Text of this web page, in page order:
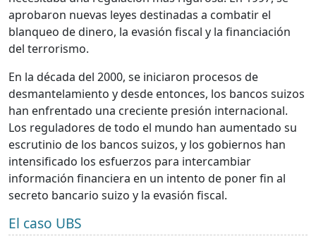
aprobaron nuevas leyes destinadas a combatir el
blanqueo de dinero, la evasión fiscal y la financiación
del terrorismo.
En la década del 2000, se iniciaron procesos de
desmantelamiento y desde entonces, los bancos suizos
han enfrentado una creciente presión internacional.
Los reguladores de todo el mundo han aumentado su
escrutinio de los bancos suizos, y los gobiernos han
intensificado los esfuerzos para intercambiar
información financiera en un intento de poner fin al
secreto bancario suizo y la evasión fiscal.
El caso UBS